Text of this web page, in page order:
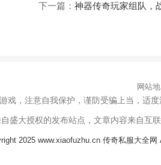
下一篇： 神器传奇玩家组队，
网站
戏，注意自我保护，谨防受骗上当，适
盛大授权的发布站点，文章内容来自互
2025 www.xiaofuzhu.cn 传奇私服大全